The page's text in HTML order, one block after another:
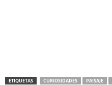
ETIQUETAS CURIOSIDADES PAISAJE